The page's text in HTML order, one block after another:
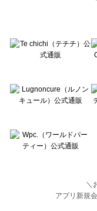
＼
アプリ新規